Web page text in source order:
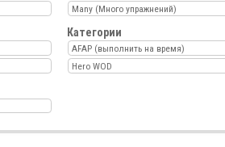
Many (Много упражнений)
Категории
AFAP (выполнить на время)
Hero WOD